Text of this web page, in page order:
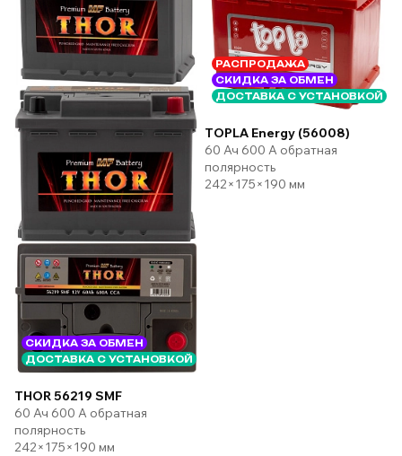
СКИДКА ЗА ОБМЕН
ДОСТАВКА С УСТАНОВКОЙ
THOR 56219 SMF
60 Ач 600 А обратная
полярность
242×175×190 мм
РАСПРОДАЖА
СКИДКА ЗА ОБМЕН
ДОСТАВКА С УСТАНОВКОЙ
TOPLA Energy (56008)
60 Ач 600 А обратная
полярность
242×175×190 мм